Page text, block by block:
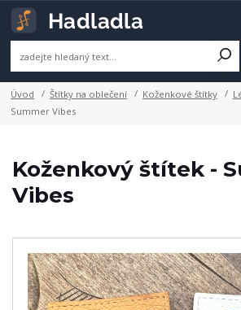
Úvod Štítky na oblečení Koženkové štítky
Summer Vibes
Koženkový štítek -
Vibes